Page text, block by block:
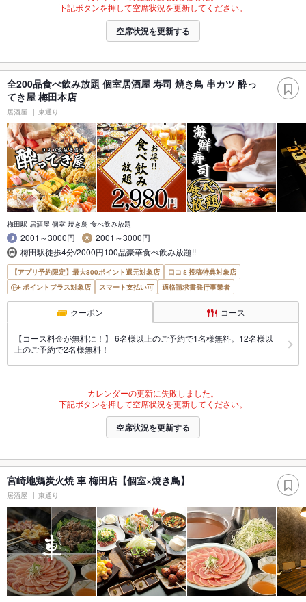
下記ボタンを押して空席状況を更新してください。
空席状況を更新する
全200品食べ飲み放題 個室居酒屋 寿司 焼き鳥 串カツ 酔っ
てき屋 梅田本店
居酒屋 東通り
梅田駅 居酒屋 個室 焼き鳥 食べ飲み放題
2001～3000円
2001～3000円
梅田駅徒歩4分/2000円100品豪華食べ飲み放題!!
【アプリ予約限定】最大800ポイント還元対象店
口コミ投稿特典対象店
ポイントプラス対象店
スマート支払い可 適格請求書発行事業者
クーポン コース
【コース料金が無料に！】 6名様以上のご予約で1名様無料。12名様以
上のご予約で2名様無料！
カレンダーの更新に失敗しました。
下記ボタンを押して空席状況を更新してください。
空席状況を更新する
宮崎地鶏炭火焼 車 梅田店【個室×焼き鳥】
居酒屋 東通り